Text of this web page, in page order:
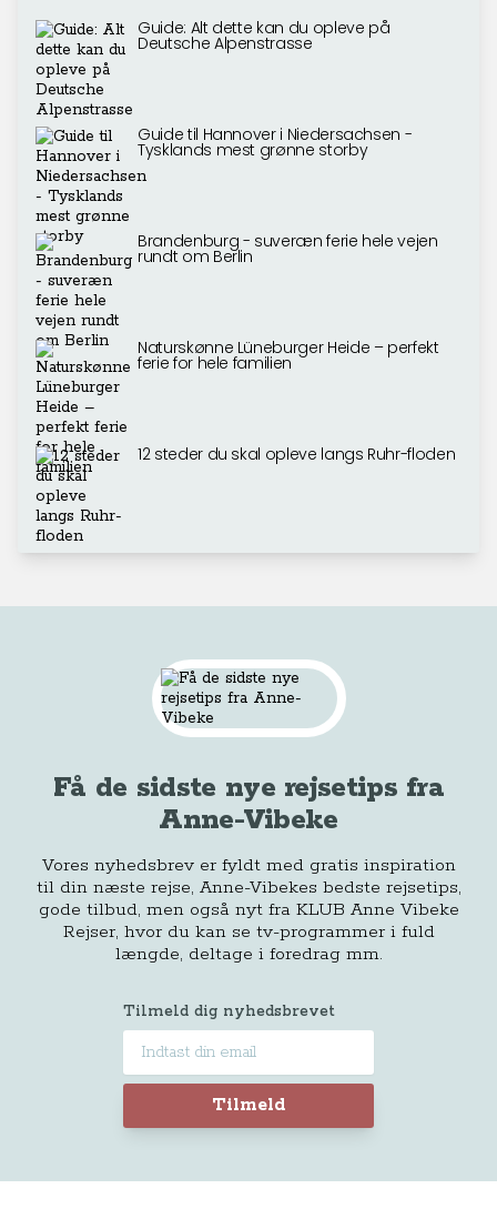
Guide: Alt dette kan du opleve på
Deutsche Alpenstrasse
Guide til Hannover i Niedersachsen -
Tysklands mest grønne storby
Brandenburg - suveræn ferie hele vejen
rundt om Berlin
Naturskønne Lüneburger Heide – perfekt
ferie for hele familien
12 steder du skal opleve langs Ruhr-floden
Få de sidste nye rejsetips fra
Anne-Vibeke
Vores nyhedsbrev er fyldt med gratis inspiration
til din næste rejse, Anne-Vibekes bedste rejsetips,
gode tilbud, men også nyt fra KLUB Anne Vibeke
Rejser, hvor du kan se tv-programmer i fuld
længde, deltage i foredrag mm.
Tilmeld dig nyhedsbrevet
Tilmeld